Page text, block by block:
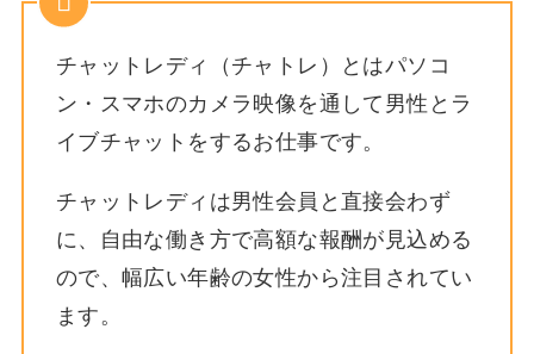
チャットレディ（チャトレ）とはパソコ
ン・スマホのカメラ映像を通して男性とラ
イブチャットをするお仕事です。
チャットレディは男性会員と直接会わず
に、自由な働き方で高額な報酬が見込める
ので、幅広い年齢の女性から注目されてい
ます。